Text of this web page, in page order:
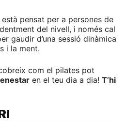
pensat per a persones de
del nivell, i només cal
gaudir d’una sessió dinàmica
i la ment.
com el pilates pot
en el teu dia a dia! T’hi